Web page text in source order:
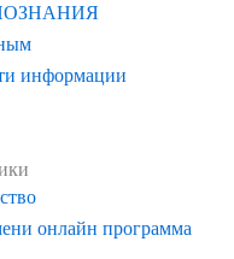
информации
онлайн программа